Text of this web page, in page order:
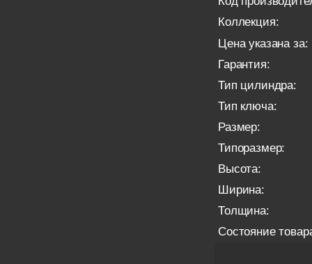
Коллекция:
Цена указана за:
Гарантия:
Тип цилиндра:
Тип ключа:
Размер:
Типоразмер:
Высота:
Ширина:
Толщина:
Состояние